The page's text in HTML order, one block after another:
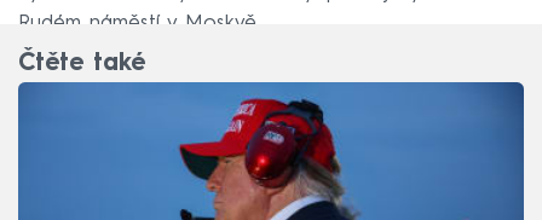
Rudém náměstí v Moskvě.
Čtěte také